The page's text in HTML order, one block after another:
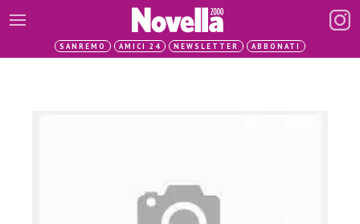
SANREMO AMICI 24 NEWSLETTER ABBONATI